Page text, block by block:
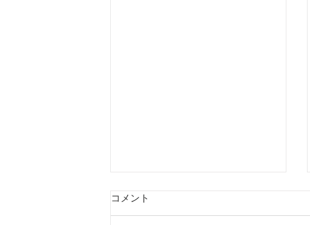
コメント